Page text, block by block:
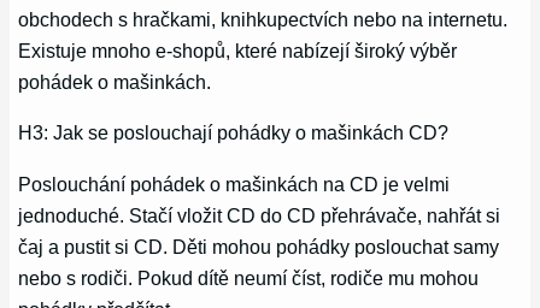
obchodech s hračkami, knihkupectvích nebo na internetu.
Existuje mnoho e-shopů, které nabízejí široký výběr
pohádek o mašinkách.
H3: Jak se poslouchají pohádky o mašinkách CD?
Poslouchání pohádek o mašinkách na CD je velmi
jednoduché. Stačí vložit CD do CD přehrávače, nahřát si
čaj a pustit si CD. Děti mohou pohádky poslouchat samy
nebo s rodiči. Pokud dítě neumí číst, rodiče mu mohou